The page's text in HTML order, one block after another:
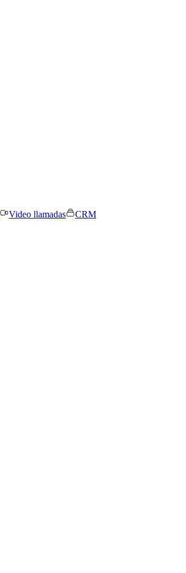
Video llamadas
CRM